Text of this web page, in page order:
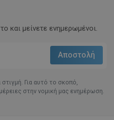
και μείνετε ενημερωμένοι.
Για αυτό το σκοπό,
στην νομική μας ενημέρωση.